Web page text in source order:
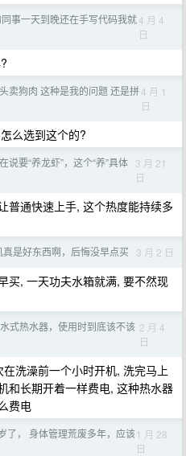
事一天到晚还在手写代码我就4 月 4
日
卖狗肉 这种是我的问题 还是拼4 月 1
日
么选到这个的?
说要“养龙虾”，这个“养”具体 3 月 21
日
普通快速上手, 这个热度能持续多
真是好东西啊，后悔没早点买 3 月 2 日
买, 一天功夫水箱就满, 要不然现
式热水器，使用时到底该不该 2 月 4
日
洗澡前一个小时开机, 洗完马上
和长期开着一样费电, 这种热水器
费电
了， 身体管理荒废多年，应该1 月 28
日